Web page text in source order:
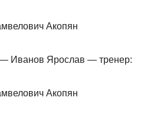
Акопян
Иванов Ярослав — тренер:
Акопян